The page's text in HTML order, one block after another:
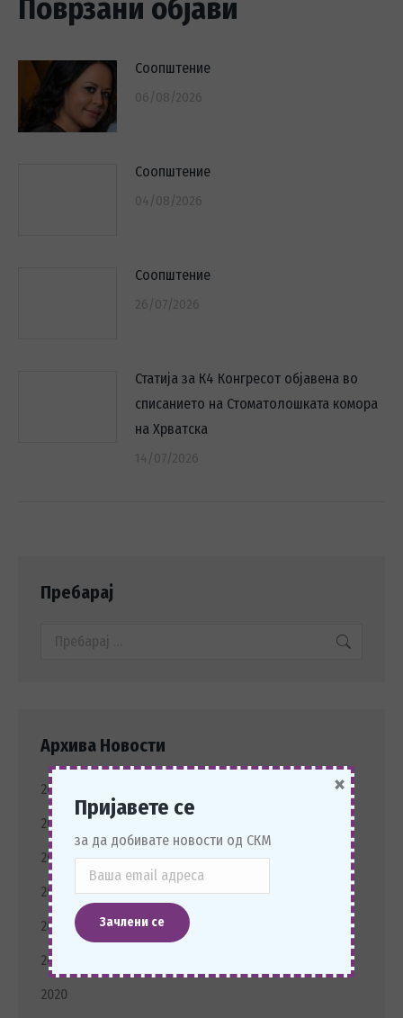
Поврзани објави
Соопштение
06/08/2026
Соопштение
04/08/2026
Соопштение
26/07/2026
Статија за К4 Конгресот објавена во
списанието на Стоматолошката комора
на Хрватска
14/07/2026
Пребарај
Архива Новости
2026
2025
2024
2023
2022
2021
2020
Пријавете се
за да добивате новости од СКМ
×